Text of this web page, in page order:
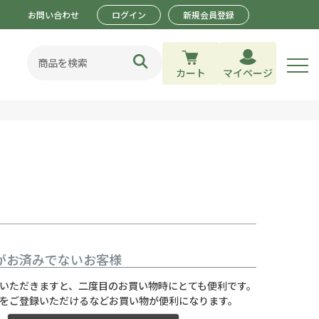
お問い合わせ ログイン 新規会員登録
カート マイページ
お済みでないお客様
ただきますと、二度目のお買い物時にとても便利です。
ご登録いただけるなどお買い物が便利になります。